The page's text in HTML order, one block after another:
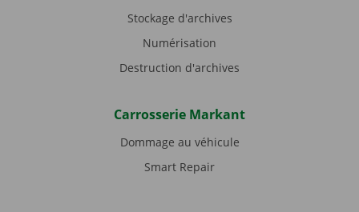
Stockage d'archives
Numérisation
Destruction d'archives
Carrosserie Markant
Dommage au véhicule
Smart Repair